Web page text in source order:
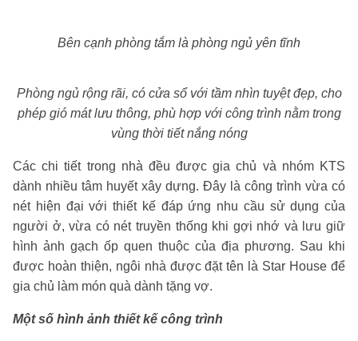
Bên cạnh phòng tắm là phòng ngủ yên tĩnh
Phòng ngủ rộng rãi, có cửa sổ với tầm nhìn tuyệt đẹp, cho
phép gió mát lưu thông, phù hợp với công trình nằm trong
vùng thời tiết nắng nóng
Các chi tiết trong nhà đều được gia chủ và nhóm KTS
dành nhiều tâm huyết xây dựng. Đây là công trình vừa có
nét hiện đại với thiết kế đáp ứng nhu cầu sử dụng của
người ở, vừa có nét truyền thống khi gợi nhớ và lưu giữ
hình ảnh gạch ốp quen thuộc của địa phương. Sau khi
được hoàn thiện, ngôi nhà được đặt tên là Star House để
gia chủ làm món quà dành tặng vợ.
Một số hình ảnh thiết kế công trình